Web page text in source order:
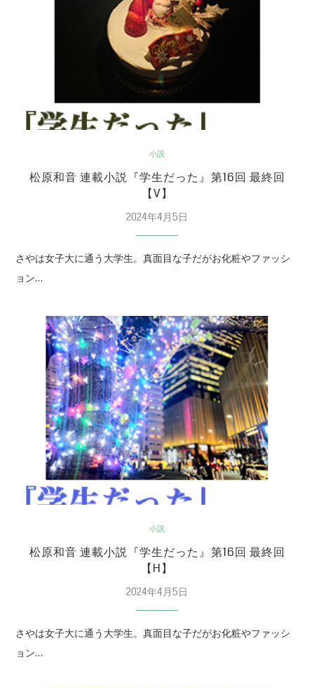
小説
松原和音 連載小説『学生だった』第16回 最終回
【V】
2024年4月5日
さやは女子大に通う大学生。真面目な子だがお化粧やファッシ
ョン…
小説
松原和音 連載小説『学生だった』第16回 最終回
【H】
2024年4月5日
さやは女子大に通う大学生。真面目な子だがお化粧やファッシ
ョン…